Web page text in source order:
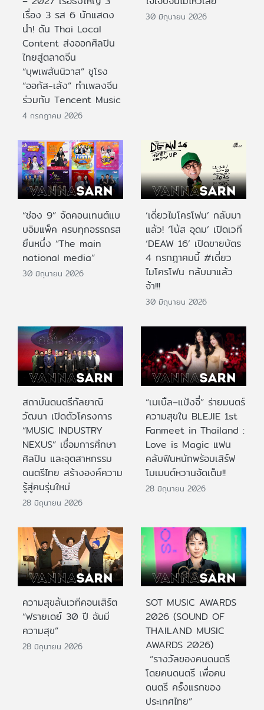
เรื่อง 3 รส 6 นักแสดง
นำ! ดัน Thai Local
Content ส่งออกศิลปิน
ไทยสู่ตลาดจีน
“บุพเพสันนิวาส” ชูโรง
“ออกัส-เล้ง” ทำเพลงจีน
ร่วมกับ Tencent Music
4 กรกฎาคม 2026
30 มิถุนายน 2026
“ช่อง 9” จัดคอนเทนต์แบ
บอิมแพ็ค ครบทุกอรรถรส
ยืนหนึ่ง “The main
national media”
30 มิถุนายน 2026
‘เดี่ยวไมโครโฟน’ กลับมา
แล้ว! ‘โน้ส อุดม’ เปิดเวที
‘DEAW 16’ เปิดขายบัตร
4 กรกฎาคมนี้ #เดี่ยว
ไมโครโฟน กลับมาแล้ว
จ้า!!!
30 มิถุนายน 2026
สถาบันดนตรีกัลยาณิ
วัฒนา เปิดตัวโครงการ
“MUSIC INDUSTRY
NEXUS” เชื่อมการศึกษา
ศิลปิน และอุตสาหกรรม
ดนตรีไทย สร้างองค์ความ
รู้สู่คนรุ่นใหม่
28 มิถุนายน 2026
“เมเบิ้ล–แป้งจี่” ร่ายมนตร์
ความสุขใน BLEJIE 1st
Fanmeet in Thailand :
Love is Magic แฟน
คลับฟินหนักพร้อมเสิร์ฟ
โมเมนต์หวานจัดเต็ม!!
28 มิถุนายน 2026
ความสุขล้นเวทีคอนเสิร์ต
“ฟรายเดย์ 30 ปี ฉันมี
ความสุข”
28 มิถุนายน 2026
SOT MUSIC AWARDS
2026 (SOUND OF
THAILAND MUSIC
AWARDS 2026)
“รางวัลของคนดนตรี
โดยคนดนตรี เพื่อคน
ดนตรี ครั้งแรกของ
ประเทศไทย”